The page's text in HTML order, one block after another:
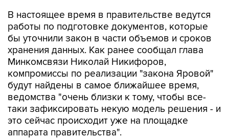
В настоящее время в правительстве ведутся
работы по подготовке документов, которые
бы уточнили закон в части объемов и сроков
хранения данных. Как ранее сообщал глава
Минкомсвязи Николай Никифоров,
компромиссы по реализации "закона Яровой"
будут найдены в самое ближайшее время,
ведомства "очень близки к тому, чтобы все-
таки зафиксировать некую модель решения - и
это сейчас происходит уже на площадке
аппарата правительства".